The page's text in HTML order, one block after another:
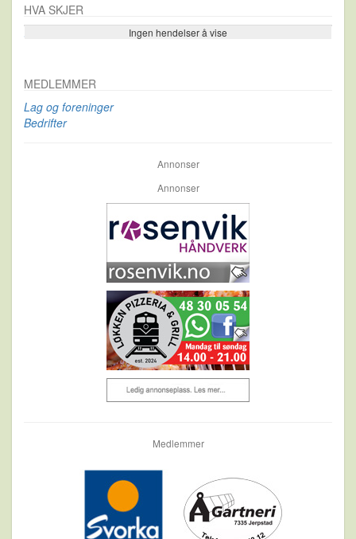
HVA SKJER
Ingen hendelser å vise
Se flere…
MEDLEMMER
Lag og foreninger
Bedrifter
Annonser
Annonser
Medlemmer